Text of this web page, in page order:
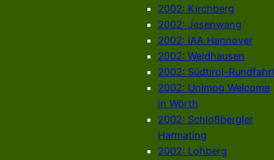
2002: Kirchberg
2002: Jesenwang
2002: IAA Hannover
2002: Weidhausen
2002: Südtirol-
2002: Unimog Welcome
in Wörth
2002: Schloßbergler
Harmating
2002: Lohberg